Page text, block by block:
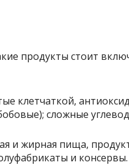
продукты стоит
клетчаткой,
сложные
и жирная пища,
и консервы.